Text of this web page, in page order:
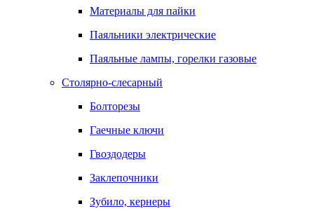
Материалы для пайки
Паяльники электрические
Паяльные лампы, горелки газовые
Столярно-слесарный
Болторезы
Гаечные ключи
Гвоздодеры
Заклепочники
Зубило, кернеры